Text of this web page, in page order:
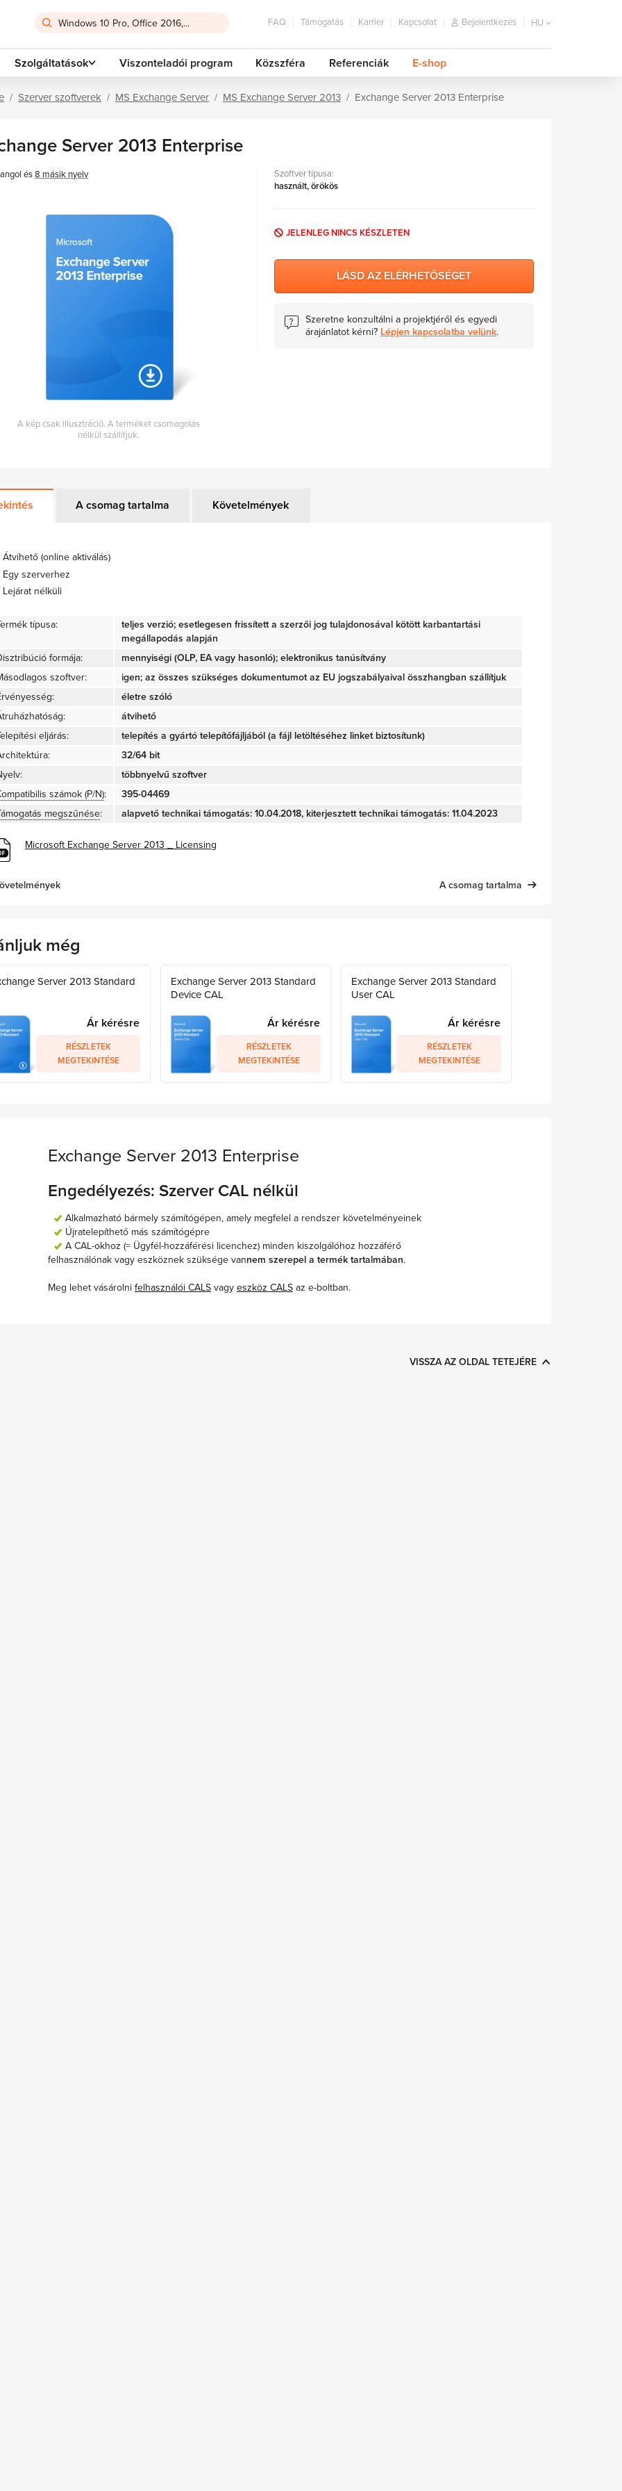
FAQ Támogatás Karrier Kapcsolat Bejelentkezés HU
Szolgáltatások Viszonteladói program Közszféra Referenciák E-shop
Szerver szoftverek MS Exchange Server MS Exchange Server 2013 Exchange Server 2013 Enterprise
Server 2013 Enterprise
angol és8 másik nyelv
A kép csak illusztráció. A terméket csomagolás
nélkül szállítjuk.
Szoftver típusa:
használt, örökös
JELENLEG NINCS KÉSZLETEN
LÁSD AZ ELÉRHETŐSÉGET
Szeretne konzultálni a projektjéről és egyedi
árajánlatot kérni? Lépjen kapcsolatba velünk.
A csomag tartalma Követelmények
Átvihető (online aktiválás)
Egy szerverhez
Lejárat nélküli
típusa:
teljes verzió; esetlegesen frissített a szerzői jog tulajdonosával kötött karbantartási
megállapodás alapján
formája:
mennyiségi (OLP, EA vagy hasonló); elektronikus tanúsítvány
szoftver:
igen; az összes szükséges dokumentumot az EU jogszabályaival összhangban szállítjuk
életre szóló
átvihető
eljárás:
telepítés a gyártó telepítőfájljából (a fájl letöltéséhez linket biztosítunk)
32/64 bit
többnyelvű szoftver
számok (P/N):
395-04469
megszűnése: alapvető technikai támogatás: 10.04.2018, kiterjesztett technikai támogatás: 11.04.2023
Microsoft Exchange Server 2013 _ Licensing
A csomag tartalma
még
Server 2013 Standard
Ár kérésre
RÉSZLETEK
MEGTEKINTÉSE
Exchange Server 2013 Standard
Device CAL
Ár kérésre
RÉSZLETEK
MEGTEKINTÉSE
Exchange Server 2013 Standard
User CAL
Ár kérésre
RÉSZLETEK
MEGTEKINTÉSE
Exchange Server 2013 Enterprise
Engedélyezés: Szerver CAL nélkül
Alkalmazható bármely számítógépen, amely megfelel a rendszer követelményeinek
Újratelepíthető más számítógépre
A CAL-okhoz (= Ügyfél-hozzáférési licenchez) minden kiszolgálóhoz hozzáférő
felhasználónak vagy eszköznek szüksége vannem szerepel a termék tartalmában.
Meg lehet vásárolni felhasználói CALS vagy eszköz CALS az e-boltban.
VISSZA AZ OLDAL TETEJÉRE